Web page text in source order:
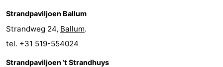
Strandpaviljoen Ballum
Strandweg 24, Ballum.
tel. +31 519-554024
Strandpaviljoen ‘t Strandhuys